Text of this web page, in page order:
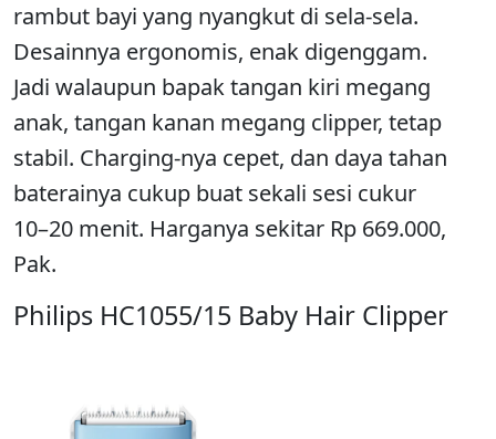
rambut bayi yang nyangkut di sela-sela.
Desainnya ergonomis, enak digenggam.
Jadi walaupun bapak tangan kiri megang
anak, tangan kanan megang clipper, tetap
stabil. Charging-nya cepet, dan daya tahan
baterainya cukup buat sekali sesi cukur
10–20 menit. Harganya sekitar Rp 669.000,
Pak.
Philips HC1055/15 Baby Hair Clipper